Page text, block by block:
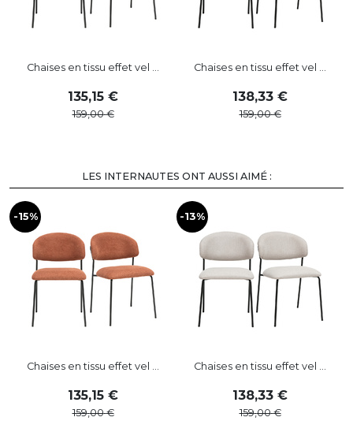
Chaises en tissu effet vel ...
135,15
159,00
Chaises en tissu effet vel ...
138,33
159,00
LES INTERNAUTES ONT AUSSI AIMÉ :
-15%
Chaises en tissu effet vel ...
135,15
159,00
-13%
Chaises en tissu effet vel ...
138,33
159,00